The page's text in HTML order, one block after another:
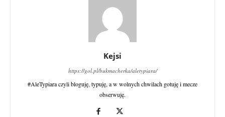
Kejsi
https://gol.pl/bukmacherka/aletypiara/
#AleTypiara czyli bloguję, typuję, a w wolnych chwilach gotuję i mecze
obserwuję.